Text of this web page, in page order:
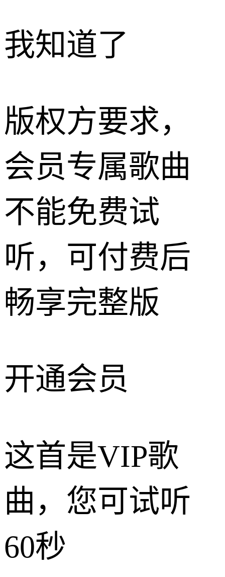
我知道了
版权方要求，
会员专属歌曲
不能免费试
听，可付费后
畅享完整版
开通会员
这首是VIP歌
曲，您可试听
60秒